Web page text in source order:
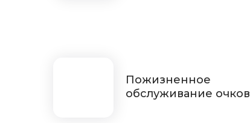
Пожизненное
обслуживание очков